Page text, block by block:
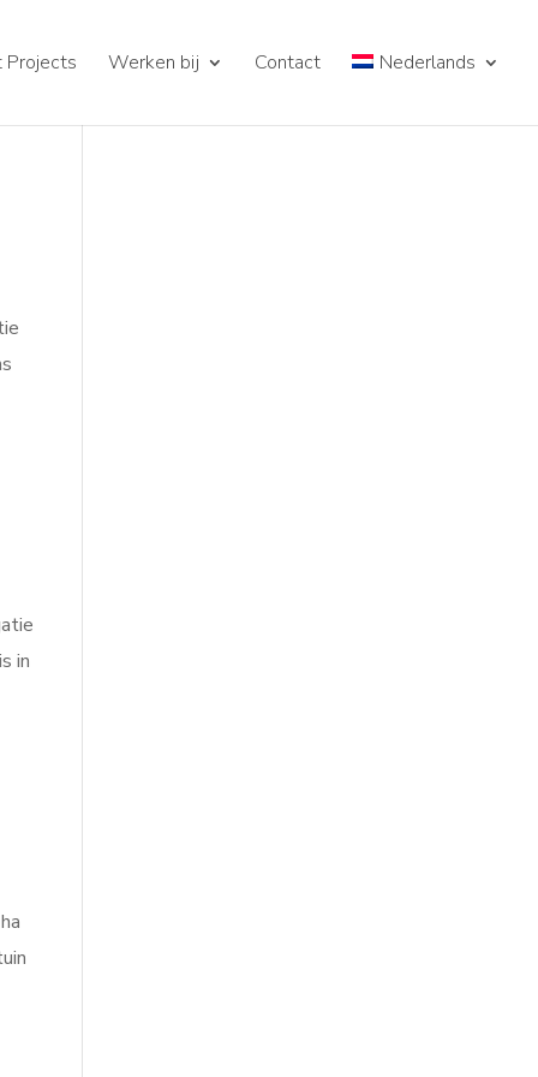
Projects Werken bij Contact Nederlands
in